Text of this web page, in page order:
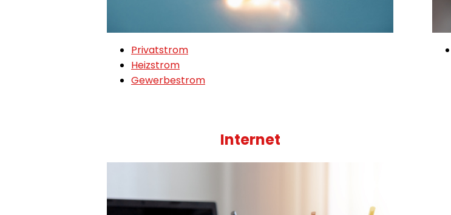
Privatstrom
Heizstrom
Gewerbestrom
Internet